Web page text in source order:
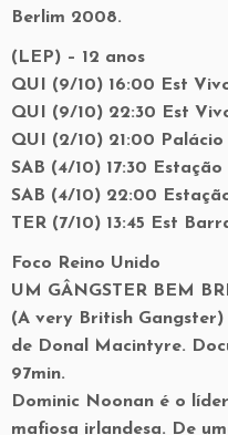
Berlim 2008.
(LEP) – 12 anos
QUI (9/10) 16:00 Est
QUI (9/10) 22:30 Est
QUI (2/10) 21:00 Palácio
SAB (4/10) 17:30
SAB (4/10) 22:00
TER (7/10) 13:45 Est
Foco Reino Unido
UM GÂNGSTER BEM
(A very British Gangster)
de Donal Macintyre.
97min.
Dominic Noonan é o
mafiosa irlandesa. De